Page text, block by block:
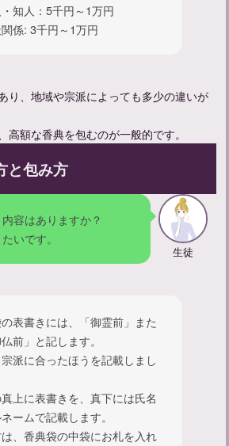
装について：マナーを守った身だしなみ
ーガイド：準備から挨拶までを解説
・知人：5千円～1万円
関係: 3千円～1万円
り、地域や宗派によっても多少の違いが
高額な香典を包むのが一般的です。
と包み方
容はありますか？
いです。
生徒
表書きには、「御霊前」また
前」と記します。
派に合ったほうを記載しまし
上に表書きを、真下には氏名
ームで記載します。
、香典袋の中袋にお札を入れ